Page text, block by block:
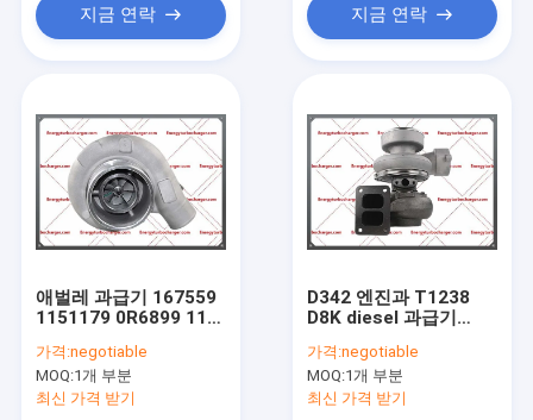
지금 연락 지금 연락
애벌레 과급기 167559
1151179 0R6899 115-
3126 엔진을 이동하는
S2ESL119 지구
가격:negotiable
MOQ:1개 부분
최신 가격 받기
D342 엔진과 T1238
D8K diesel 과급기
가격:negotiable
MOQ:1개 부분
최신 가격 받기